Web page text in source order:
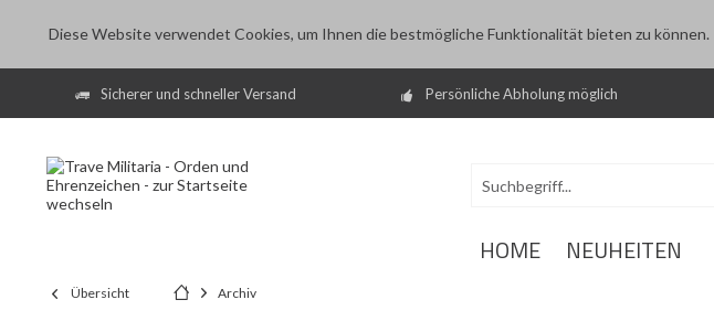
Diese Website verwendet Cookies, um Ihnen die bestmögliche Funktionalität bieten zu können.
Sicherer und schneller Versand Persönliche Abholung möglich
HOME NEUHEITEN
Übersicht Archiv